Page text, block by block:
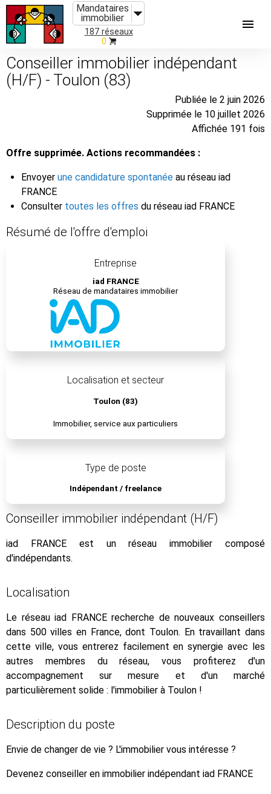
Mandataires
immobilier
187 réseaux
0
Conseiller immobilier indépendant
(H/F) - Toulon (83)
Publiée le 2 juin 2026
Supprimée le 10 juillet 2026
Affichée 191 fois
Offre supprimée. Actions recommandées :
Envoyer une candidature spontanée au réseau iad
FRANCE
Consulter toutes les offres du réseau iad FRANCE
Résumé de l'offre d'emploi
Entreprise
iad FRANCE
Réseau de mandataires immobilier
Localisation et secteur
Toulon (83)
Immobilier, service aux particuliers
Type de poste
Indépendant / freelance
Conseiller immobilier indépendant (H/F)
iad FRANCE est un réseau immobilier composé
d'indépendants.
Localisation
Le réseau iad FRANCE recherche de nouveaux conseillers
dans 500 villes en France, dont Toulon. En travaillant dans
cette ville, vous entrerez facilement en synergie avec les
autres membres du réseau, vous profiterez d'un
accompagnement sur mesure et d'un marché
particulièrement solide : l'immobilier à Toulon !
Description du poste
Envie de changer de vie ? L'immobilier vous intéresse ?
Devenez conseiller en immobilier indépendant iad FRANCE